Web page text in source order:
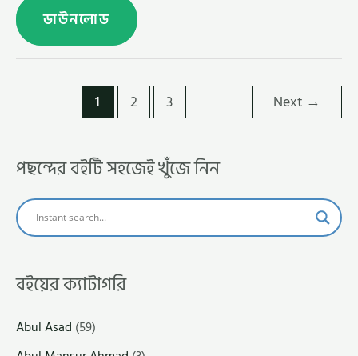
ডাউনলোড
1 2 3 Next →
পছন্দের বইটি সহজেই খুঁজে নিন
বইয়ের ক্যাটাগরি
Abul Asad (59)